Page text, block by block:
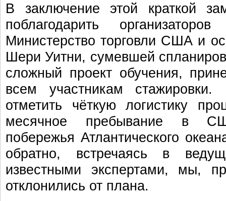
В заключение этой краткой
поблагодарить
Министерство торговли США и
Шери Уитни, сумевшей
сложный проект обучения,
всем участникам
отметить чёткую логистику
месячное пребывание в
побережья Атлантического
обратно, встречаясь в
известными экспертами, мы,
отклонились от плана.